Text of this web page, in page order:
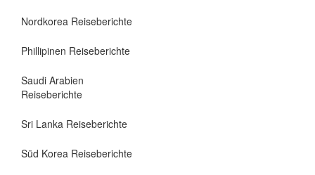
Nordkorea Reiseberichte
Phillipinen Reiseberichte
Saudi Arabien
Reiseberichte
Sri Lanka Reiseberichte
Süd Korea Reiseberichte